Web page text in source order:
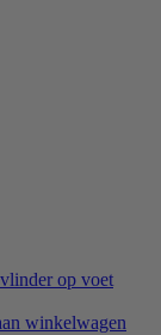
op voet
winkelwagen